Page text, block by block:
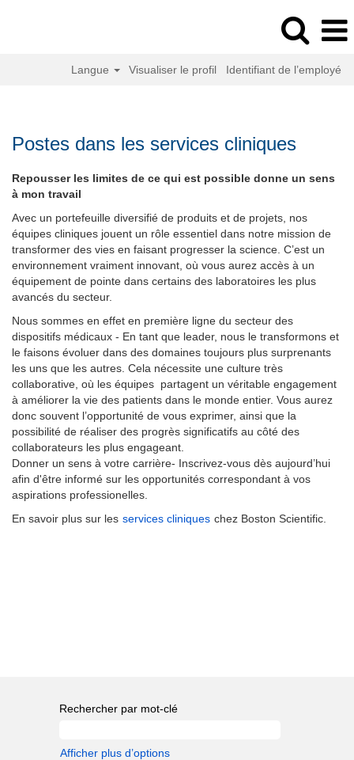
Langue Visualiser le profil Identifiant de l’employé
les
services
Postes dans les services cliniques
Repousser les limites de ce qui est possible donne un sens
à mon travail
Avec un portefeuille diversifié de produits et de projets, nos
équipes cliniques jouent un rôle essentiel dans notre mission de
transformer des vies en faisant progresser la science. C’est un
environnement vraiment innovant, où vous aurez accès à un
équipement de pointe dans certains des laboratoires les plus
avancés du secteur.
Nous sommes en effet en première ligne du secteur des
dispositifs médicaux - En tant que leader, nous le transformons et
le faisons évoluer dans des domaines toujours plus surprenants
les uns que les autres. Cela nécessite une culture très
collaborative, où les équipes partagent un véritable engagement
à améliorer la vie des patients dans le monde entier. Vous aurez
donc souvent l’opportunité de vous exprimer, ainsi que la
possibilité de réaliser des progrès significatifs au côté des
collaborateurs les plus engageant.
Donner un sens à votre carrière- Inscrivez-vous dès aujourd’hui
afin d'être informé sur les opportunités correspondant à vos
aspirations professionelles.
En savoir plus sur les services cliniques chez Boston Scientific.
Rechercher par mot-clé
Afficher plus d’options